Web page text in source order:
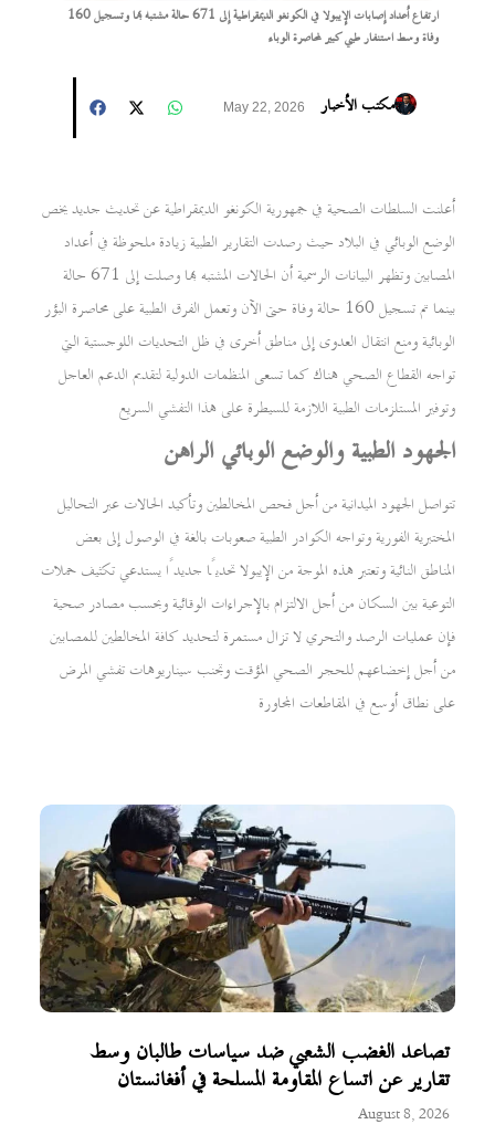
تصاعد الغضب الشعبي ضد سياسات طالبان وسط
تقارير عن اتساع المقاومة المسلحة في أفغانستان
August 8, 2026
ارتفاع أعداد إصابات الإيبولا في الكونغو الديمقراطية إلى 671 حالة مشتبه بها وتسجيل 160
وفاة وسط استنفار طبي كبير لمحاصرة الوباء
مكتب الأخبار May 22, 2026
أعلنت السلطات الصحية في جمهورية الكونغو الديمقراطية عن تحديث جديد يخص
الوضع الوبائي في البلاد حيث رصدت التقارير الطبية زيادة ملحوظة في أعداد
المصابين وتظهر البيانات الرسمية أن الحالات المشتبه بها وصلت إلى 671 حالة
بينما تم تسجيل 160 حالة وفاة حتى الآن وتعمل الفرق الطبية على محاصرة البؤر
الوبائية ومنع انتقال العدوى إلى مناطق أخرى في ظل التحديات اللوجستية التي
تواجه القطاع الصحي هناك كما تسعى المنظمات الدولية لتقديم الدعم العاجل
وتوفير المستلزمات الطبية اللازمة للسيطرة على هذا التفشي السريع
الجهود الطبية والوضع الوبائي الراهن
تتواصل الجهود الميدانية من أجل فحص المخالطين وتأكيد الحالات عبر التحاليل
المختبرية الفورية وتواجه الكوادر الطبية صعوبات بالغة في الوصول إلى بعض
المناطق النائية وتعتبر هذه الموجة من الإيبولا تحديًا جديدًا يستدعي تكثيف حملات
التوعية بين السكان من أجل الالتزام بالإجراءات الوقائية وبحسب مصادر صحية
فإن عمليات الرصد والتحري لا تزال مستمرة لتحديد كافة المخالطين للمصابين
من أجل إخضاعهم للحجر الصحي المؤقت وتجنب سيناريوهات تفشي المرض
على نطاق أوسع في المقاطعات المجاورة